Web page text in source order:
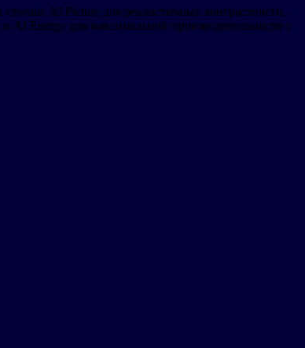
AI Picture для реалистичных контрастности,
AI Energy для максимальной производительности с